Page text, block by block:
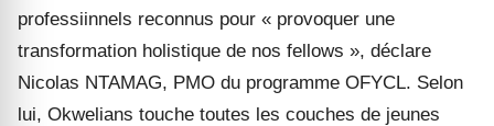
professiinnels reconnus pour « provoquer une
transformation holistique de nos fellows », déclare
Nicolas NTAMAG, PMO du programme OFYCL. Selon
lui, Okwelians touche toutes les couches de jeunes